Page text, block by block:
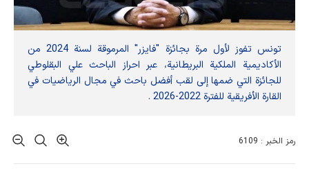
تونس تفوز لأول مرة بجائزة "فايزر" المرموقة لسنة 2024 من
الأكاديمية الملكية البريطانية، عبر احراز الباحث علي البقلوطي
للجائزة التي ضمها إلى لقب أفضل باحث في مجال الرياضيات في
القارة الأفريقية للفترة 2022-2026 .
رمز الخبر : 6109